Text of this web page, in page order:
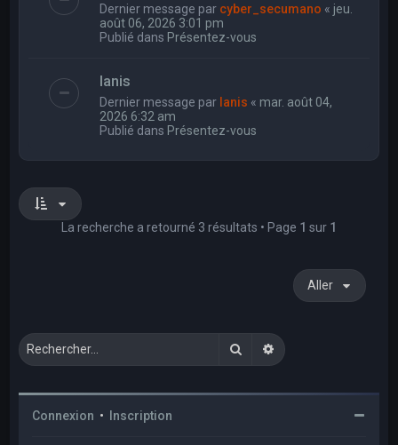
Dernier message par cyber_secumano « jeu.
août 06, 2026 3:01 pm
Publié dans Présentez-vous
Ianis
Dernier message par Ianis « mar. août 04,
2026 6:32 am
Publié dans Présentez-vous
La recherche a retourné 3 résultats • Page 1 sur 1
Aller
RechercherRecherche avancée
Connexion • Inscription